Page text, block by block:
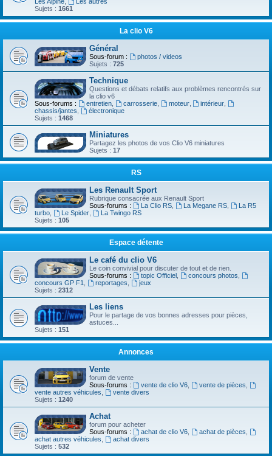
Les Alpine,
Les autres
Sujets : 1661
La clio V6
Général
Sous-forum :
photos / videos
Sujets : 725
Technique
Questions et débats relatifs aux problèmes rencontrés sur
la clio v6
Sous-forums :
entretien, carrosserie, moteur, intérieur,
chassis/jantes,
électronique
Sujets : 1468
Miniatures
Partagez les photos de vos Clio V6 miniatures
Sujets : 17
RS
Les Renault Sport
Rubrique consacrée aux Renault Sport
Sous-forums :
La Clio RS, La Megane RS,
La R5
turbo, Le Spider,
La Twingo RS
Sujets : 105
Espace détente
Le café du clio V6
Le coin convivial pour discuter de tout et de rien.
Sous-forums :
topic Officiel , concours photos,
concours GP F1, reportages,
jeux
Sujets : 2312
Les liens
Pour le partage de vos bonnes adresses pour pièces,
astuces...
Sujets : 151
Annonces
Vente
forum de vente
Sous-forums :
vente de clio V6, vente de pièces,
vente autres véhicules,
vente divers
Sujets : 1240
Achat
forum pour acheter
Sous-forums :
achat de clio V6, achat de pièces,
achat autres véhicules,
achat divers
Sujets : 532